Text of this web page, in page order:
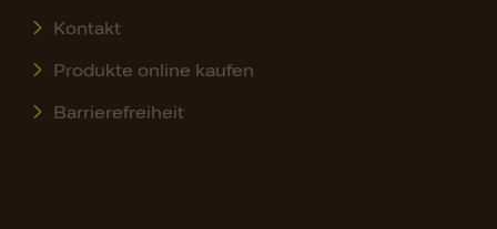
Kontakt
Produkte online kaufen
Barrierefreiheit